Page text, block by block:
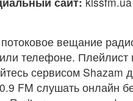
вещание
телефоне. Плейлист
сервисом Shazam
FM слушать онлайн